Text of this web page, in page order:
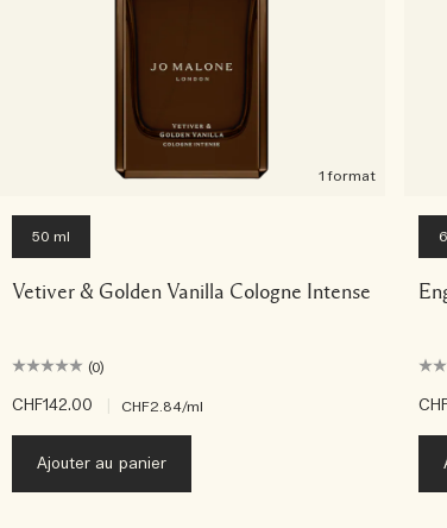
1 format
50 ml
Vetiver & Golden Vanilla Cologne Intense
(0)
CHF142.00 CHF2.84/ml
Ajouter au panier